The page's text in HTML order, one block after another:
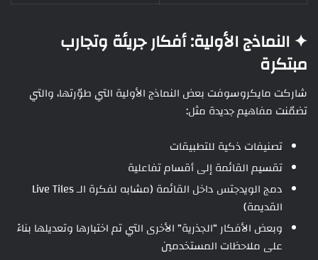
✦ النماذج الأولية: أفكار جريئة وتجارب
مبتكرة
شاركت مايكروسوفت بعض النماذج الأولية التي طوّرتها، والتي
تضمّنت مفاهيم جديدة مثل:
تصنيفات ذكية للتطبيقات
تقسيم القائمة إلى أقسام تفاعلية
دمج الويدجتس داخل القائمة (مشابه لفكرة الـ Live Tiles
القديمة)
وبعض الأفكار “الجذرية” الأخرى التي تم اختبارها وتعديلها بناءً
على ملاحظات المستخدمين